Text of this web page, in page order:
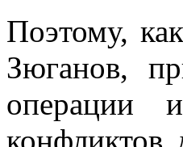
Поэтому,
Зюганов,
операции
конфликтов